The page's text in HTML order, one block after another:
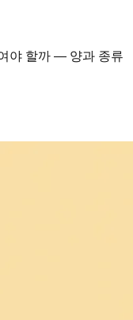
야 할까 — 양과 종류